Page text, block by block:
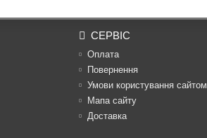
СЕРВІС
Оплата
Повернення
Умови користування сайтом
Мапа сайту
Доставка